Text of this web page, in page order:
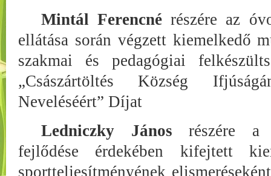
Mintál Ferencnérészére az
ellátása során végzett kiemelkedő
szakmai és pedagógiai
„Császártöltés Község
Neveléséért” Díjat
Ledniczky János részére a
fejlődése érdekében kifejtett
sportteljesítményének